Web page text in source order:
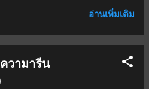
ามสามารถของมังกรจะ
ไปตามสกิลที่เลือกใช้ Talent 2 -
ย หรือถูกเรียกคืนด้วยผลของสกิล
อนได้สูงสุด 5 ครั้ง สกิล 1 (ไม่นิยม
ลเด้งเอง; เป็นสกิลกดใช้; ผล
อ่านเพิ่มเติม
ความารีน